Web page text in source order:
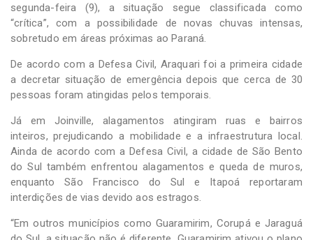
segunda-feira (9), a situação segue classificada como
“crítica”, com a possibilidade de novas chuvas intensas,
sobretudo em áreas próximas ao Paraná.
De acordo com a Defesa Civil, Araquari foi a primeira cidade
a decretar situação de emergência depois que cerca de 30
pessoas foram atingidas pelos temporais.
Já em Joinville, alagamentos atingiram ruas e bairros
inteiros, prejudicando a mobilidade e a infraestrutura local.
Ainda de acordo com a Defesa Civil, a cidade de São Bento
do Sul também enfrentou alagamentos e queda de muros,
enquanto São Francisco do Sul e Itapoá reportaram
interdições de vias devido aos estragos.
“Em outros municípios como Guaramirim, Corupá e Jaraguá